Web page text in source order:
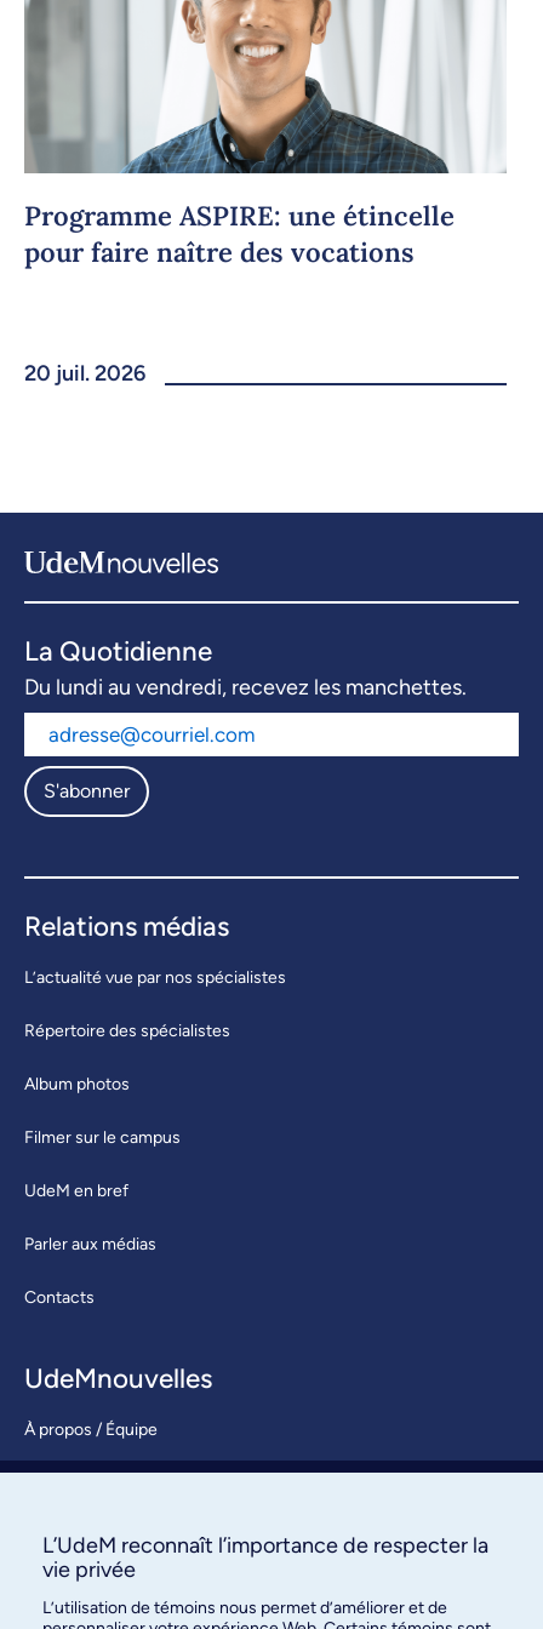
Programme ASPIRE: une étincelle
pour faire naître des vocations
20 juil. 2026
La Quotidienne
Du lundi au vendredi, recevez les manchettes.
S'abonner
Relations médias
L’actualité vue par nos spécialistes
Répertoire des spécialistes
Album photos
Filmer sur le campus
UdeM en bref
Parler aux médias
Contacts
UdeMnouvelles
À propos / Équipe
S’abonner
L’UdeM reconnaît l’importance de respecter la
vie privée
L’utilisation de témoins nous permet d’améliorer et de